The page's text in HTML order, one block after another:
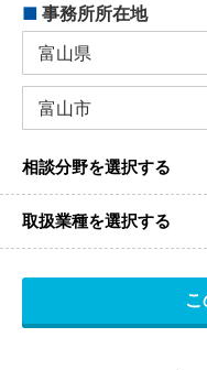
■ 事務所所在地
相談分野を選択する
取扱業種を選択する